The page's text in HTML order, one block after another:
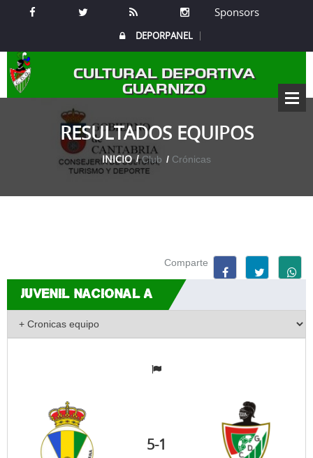
Sponsors
DEPORPANEL
CULTURAL DEPORTIVA
GUARNIZO
RESULTADOS EQUIPOS
INICIO Club Crónicas
Comparte
JUVENIL NACIONAL A
5-1